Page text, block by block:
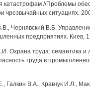
катастрофам //Проблемы
чрезвычайных ситуациях.
Чернявский В.Б.
предприятиях. Киев,
Охрана труда: семантика и
труда в
Галкин В.А., Кравчук И.Л.,